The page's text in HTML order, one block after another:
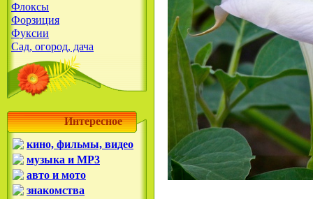
Флоксы
Форзиция
Фуксии
Сад, огород, дача
Интересное
кино, фильмы, видео
музыка и MP3
авто и мото
знакомства